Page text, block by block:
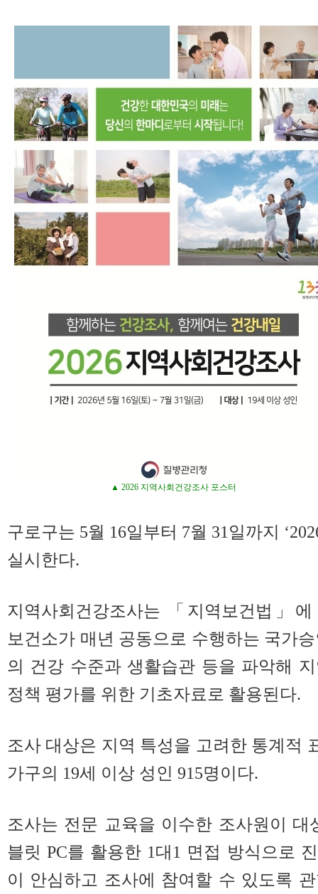
▲ 2026 지역사회건강조사 포스터
구로구는 5월 16일부터 7월 31일까지
실시한다.
지역사회건강조사는 「지역보건법」
보건소가 매년 공동으로 수행하는 국가
의 건강 수준과 생활습관 등을 파악해
정책 평가를 위한 기초자료로 활용된다.
조사 대상은 지역 특성을 고려한 통계적
가구의 19세 이상 성인 915명이다.
조사는 전문 교육을 이수한 조사원이
블릿 PC를 활용한 1대1 면접 방식으로
이 안심하고 조사에 참여할 수 있도록